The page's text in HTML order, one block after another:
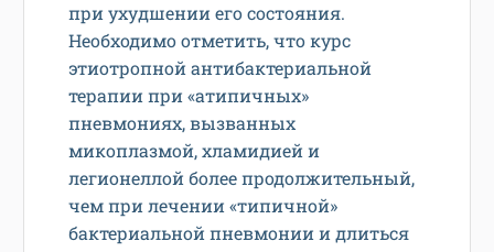
при ухудшении его состояния.
Необходимо отметить, что курс
этиотропной антибактериальной
терапии при «атипичных»
пневмониях, вызванных
микоплазмой, хламидией и
легионеллой более продолжительный,
чем при лечении «типичной»
бактериальной пневмонии и длиться